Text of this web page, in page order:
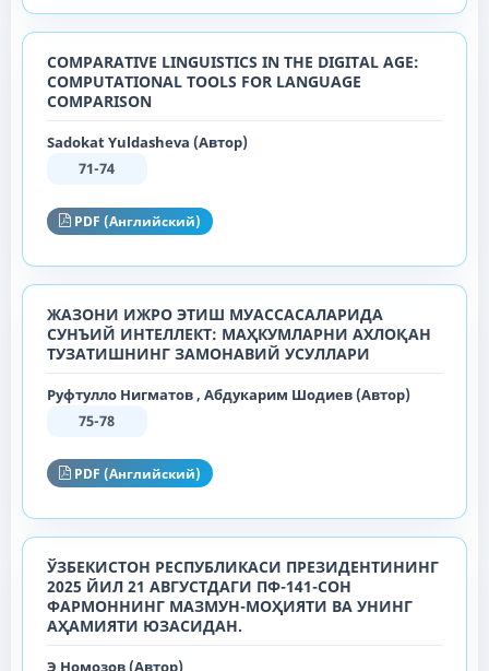
COMPARATIVE LINGUISTICS IN THE DIGITAL AGE:
COMPUTATIONAL TOOLS FOR LANGUAGE
COMPARISON
Sadokat Yuldasheva (Автор)
71-74
PDF (Английский)
ЖАЗОНИ ИЖРО ЭТИШ МУАССАСАЛАРИДА
СУНЪИЙ ИНТЕЛЛЕКТ: МАҲКУМЛАРНИ АХЛОҚАН
ТУЗАТИШНИНГ ЗАМОНАВИЙ УСУЛЛАРИ
Руфтулло Нигматов , Абдукарим Шодиев (Автор)
75-78
PDF (Английский)
ЎЗБЕКИСТОН РЕСПУБЛИКАСИ ПРЕЗИДЕНТИНИНГ
2025 ЙИЛ 21 АВГУСТДАГИ ПФ-141-СОН
ФАРМОННИНГ МАЗМУН-МОҲИЯТИ ВА УНИНГ
АҲАМИЯТИ ЮЗАСИДАН.
Э Номозов (Автор)